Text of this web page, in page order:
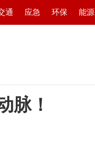
通 应急 环保 能源
脉！